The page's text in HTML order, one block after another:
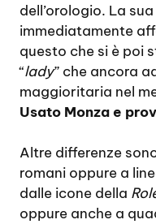
dell’orologio. La
immediatamente
questo che si è poi
“lady” che ancora
maggioritaria nel
Usato Monza e
Altre differenze
romani oppure a
dalle icone della
oppure anche a